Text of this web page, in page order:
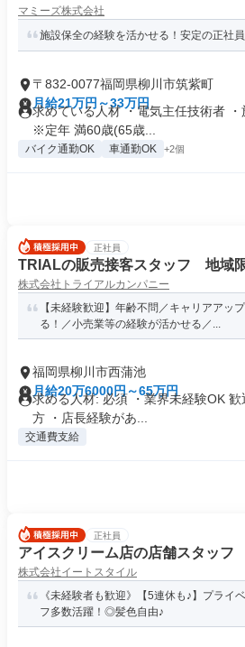
マミーズ株式会社
施設保全の経験を活かせる！安定の正社
〒832-0077福岡県柳川市筑紫町
月給21万円～33万円
求めている人材 ・電気主任技術者
※定年 満60歳(65歳...
バイク通勤OK 車通勤OK +2個
正社員
TRIALの販売接客スタッフ 地域
株式会社トライアルカンパニー
【未経験歓迎】年齢不問／キャリアアッ
る！／小売業等の経験が活かせる／...
福岡県柳川市西蒲池
月給20万6000円～65万円
求める人材: 必須 ・業界未経験OK
方 ・店長経験があ...
交通費支給
正社員
アイスクリーム店の店舗スタッフ
株式会社イートスタイル
《未経験者も歓迎》【5連休も♪】プライ
フ多数活躍！◎髪色自由♪